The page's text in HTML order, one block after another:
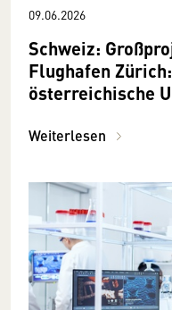
09.06.2026
Schweiz:
Flughafen
österreichische
Weiterlesen